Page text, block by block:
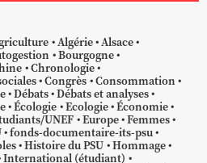
Algérie Alsace
Bourgogne
Chronologie
Congrès Consommation
Débats Débats et analyses
Écologie Ecologie Économie
UNEF Europe Femmes
fonds-documentaire-its-psu
Histoire du PSU Hommage
International (étudiant)